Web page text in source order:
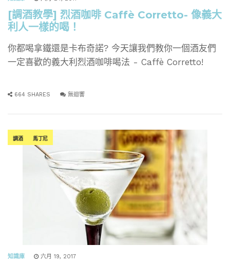
[調酒教學] 烈酒咖啡 Caffè Corretto- 像義大
利人一樣的喝！
你都喝拿鐵還是卡布奇諾? 今天讓我們教你一個酒友們
一定喜歡的義大利烈酒咖啡喝法 - Caffè Corretto!
664 SHARES 無迴響
調酒 馬丁尼
知識庫 六月 19, 2017